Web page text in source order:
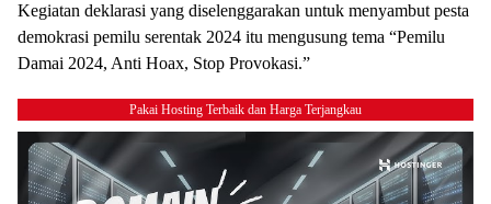
Kegiatan deklarasi yang diselenggarakan untuk menyambut pesta
demokrasi pemilu serentak 2024 itu mengusung tema “Pemilu
Damai 2024, Anti Hoax, Stop Provokasi.”
Pakai Hosting Terbaik dan Harga Terjangkau